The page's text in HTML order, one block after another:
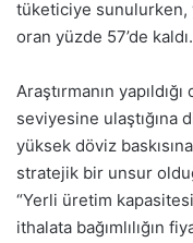
tüketiciye
oran yüzde 57’de kaldı.
Araştırmanın
seviyesine ulaştığına
yüksek döviz
stratejik bir unsur
“Yerli üretim
ithalata bağımlılığın